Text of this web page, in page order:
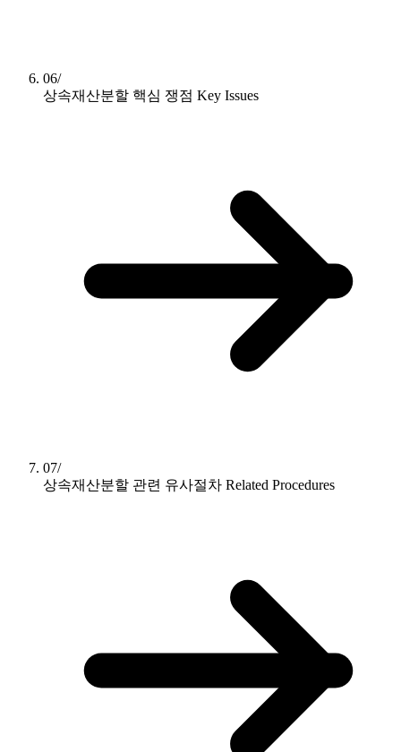
06/
상속재산분할 핵심 쟁점 Key Issues
07/
상속재산분할 관련 유사절차 Related Procedures